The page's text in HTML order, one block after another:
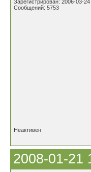
Зарегистрирован: 2006-03-24
Сообщений: 5753
Неактивен
2008-01-21